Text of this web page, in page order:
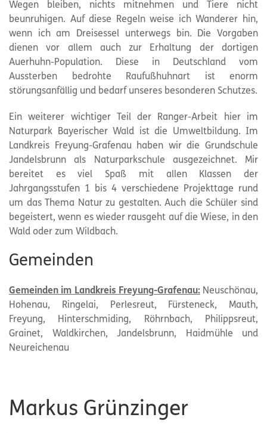
Wegen bleiben, nichts mitnehmen und Tiere nicht
beunruhigen. Auf diese Regeln weise ich Wanderer hin,
wenn ich am Dreisessel unterwegs bin. Die Vorgaben
dienen vor allem auch zur Erhaltung der dortigen
Auerhuhn-Population. Diese in Deutschland vom
Aussterben bedrohte Raufußhuhnart ist enorm
störungsanfällig und bedarf unseres besonderen Schutzes.
Ein weiterer wichtiger Teil der Ranger-Arbeit hier im
Naturpark Bayerischer Wald ist die Umweltbildung. Im
Landkreis Freyung-Grafenau haben wir die Grundschule
Jandelsbrunn als Naturparkschule ausgezeichnet. Mir
bereitet es viel Spaß mit allen Klassen der
Jahrgangsstufen 1 bis 4 verschiedene Projekttage rund
um das Thema Natur zu gestalten. Auch die Schüler sind
begeistert, wenn es wieder rausgeht auf die Wiese, in den
Wald oder zum Wildbach.
Gemeinden
Gemeinden im Landkreis Freyung-Grafenau:Neuschönau,
Hohenau, Ringelai, Perlesreut, Fürsteneck, Mauth,
Freyung, Hinterschmiding, Röhrnbach, Philippsreut,
Grainet, Waldkirchen, Jandelsbrunn, Haidmühle und
Neureichenau
Markus Grünzinger